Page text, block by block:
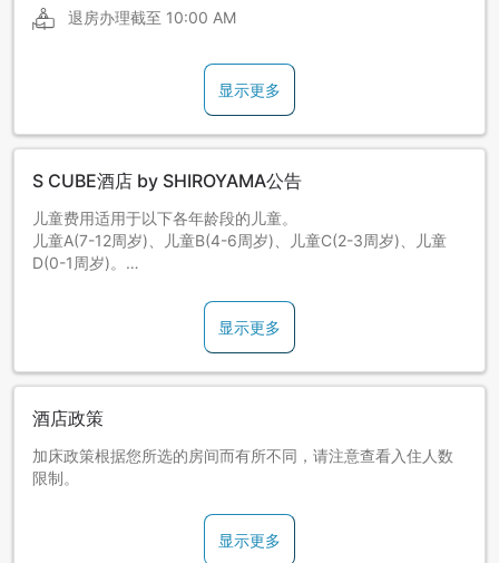
退房办理截至 10:00 AM
显示更多
S CUBE酒店 by SHIROYAMA公告
儿童费用适用于以下各年龄段的儿童。
儿童A(7-12周岁)、儿童B(4-6周岁)、儿童C(2-3周岁)、儿童
D(0-1周岁)。
显示更多
酒店政策
加床政策根据您所选的房间而有所不同，请注意查看入住人数
限制。
显示更多